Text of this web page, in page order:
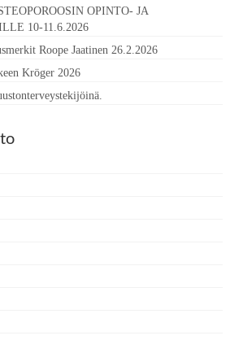
OPINTO- JA
10-11.6.2026
Roope Jaatinen 26.2.2026
Kröger 2026